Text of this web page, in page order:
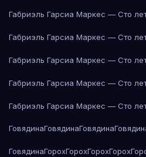
Габриэль Гарсиа Маркес — Сто
Габриэль Гарсиа Маркес — Сто
Габриэль Гарсиа Маркес — Сто
Габриэль Гарсиа Маркес — Сто
Габриэль Гарсиа Маркес — Сто
ГовядинаГовядинаГовядина
ГовядинаГорохГорохГорохГорох